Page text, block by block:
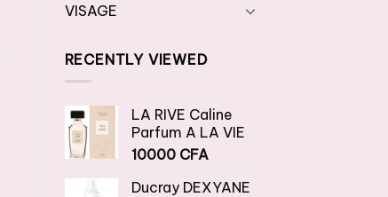
VISAGE
RECENTLY VIEWED
LA RIVE Caline
Parfum A LA VIE
10000 CFA
Ducray DEXYANE